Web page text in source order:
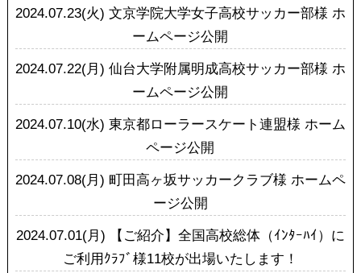
お申込み・お問い合わせ
2024.07.23(火) 文京学院大学女子高校サッカー部様 ホ
ームページ公開
2024.07.22(月) 仙台大学附属明成高校サッカー部様 ホ
ームページ公開
2024.07.10(水) 東京都ローラースケート連盟様 ホーム
ページ公開
2024.07.08(月) 町田高ヶ坂サッカークラブ様 ホームペ
ージ公開
2024.07.01(月)
【ご紹介】全国高校総体（ｲﾝﾀｰﾊｲ）に
ご利用ｸﾗﾌﾞ様11校が出場いたします！